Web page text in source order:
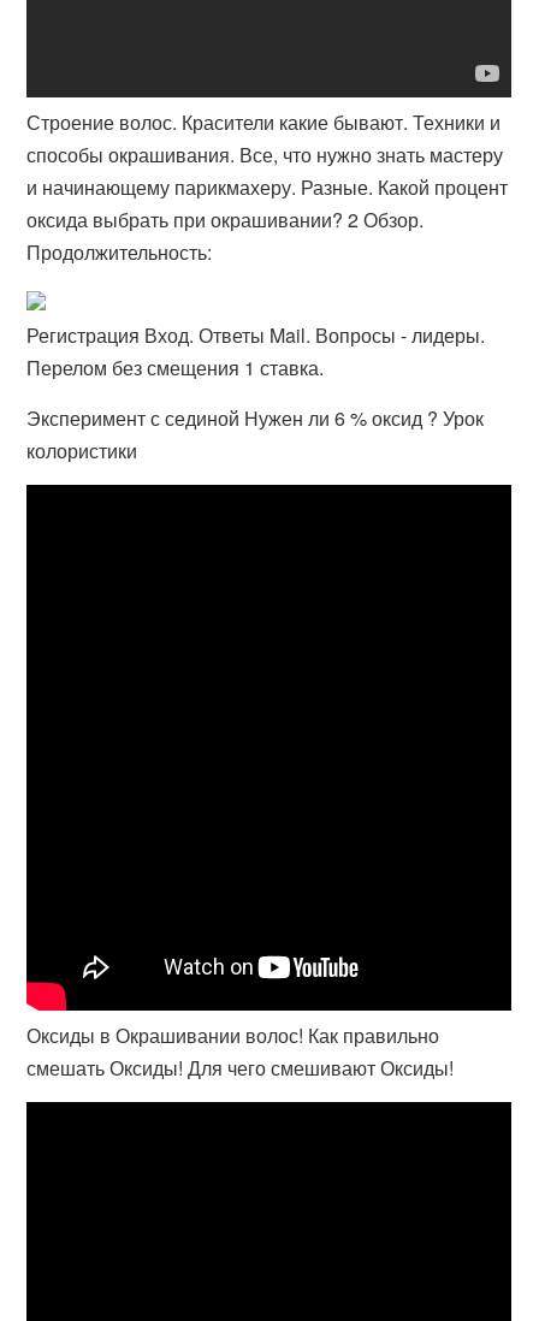
Строение волос. Красители какие бывают. Техники и
способы окрашивания. Все, что нужно знать мастеру
и начинающему парикмахеру. Разные. Какой процент
оксида выбрать при окрашивании? 2 Обзор.
Продолжительность:
Регистрация Вход. Ответы Mail. Вопросы - лидеры.
Перелом без смещения 1 ставка.
Эксперимент с сединой Нужен ли 6 % оксид ? Урок
колористики
Оксиды в Окрашивании волос! Как правильно
смешать Оксиды! Для чего смешивают Оксиды!